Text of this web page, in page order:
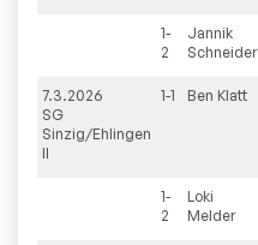
1-
2
Jannik
Schneider
7.3.2026
SG
Sinzig/Ehlingen
II
1-1 Ben Klatt
1-
2
Loki
Melder